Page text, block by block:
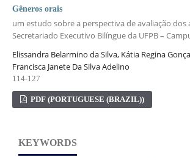
Gêneros orais
um estudo sobre a perspectiva de avaliação dos
Secretariado Executivo Bilíngue da UFPB –
Elissandra Belarmino da Silva, Kátia Regina
Francisca Janete Da Silva Adelino
114-127
PDF (PORTUGUESE (BRAZIL))
KEYWORDS